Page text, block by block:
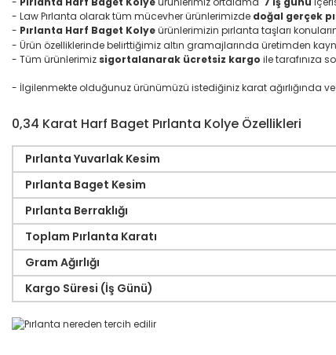
- Law Pırlanta olarak tüm mücevher ürünlerimizde doğal gerçek
- Pırlanta Harf Baget Kolyeürünlerimizin pırlanta taşları
- Ürün özelliklerinde belirttiğimiz altın gramajlarında üretimden
- Tüm ürünlerimiz sigortalanarak ücretsiz kargo ile tarafınıza
- İlgilenmekte olduğunuz ürünümüzü istediğiniz karat ağırlığında
0,34 Karat Harf Baget Pırlanta Kolye Özellikleri
Pırlanta Yuvarlak Kesim
Pırlanta Baget Kesim
Pırlanta Berraklığı
Toplam Pırlanta Karatı
Gram Ağırlığı
Kargo Süresi (İş Günü)